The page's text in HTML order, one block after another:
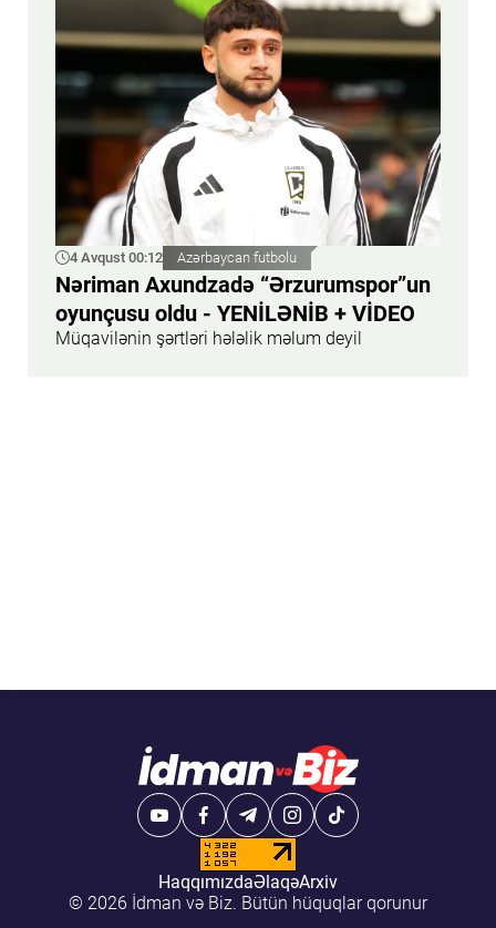
4 Avqust 00:12 Azərbaycan futbolu
Nəriman Axundzadə “Ərzurumspor”un
oyunçusu oldu - YENİLƏNİB + VİDEO
Müqavilənin şərtləri hələlik məlum deyil
HaqqımızdaƏlaqəArxiv
© 2026 İdman və Biz. Bütün hüquqlar qorunur